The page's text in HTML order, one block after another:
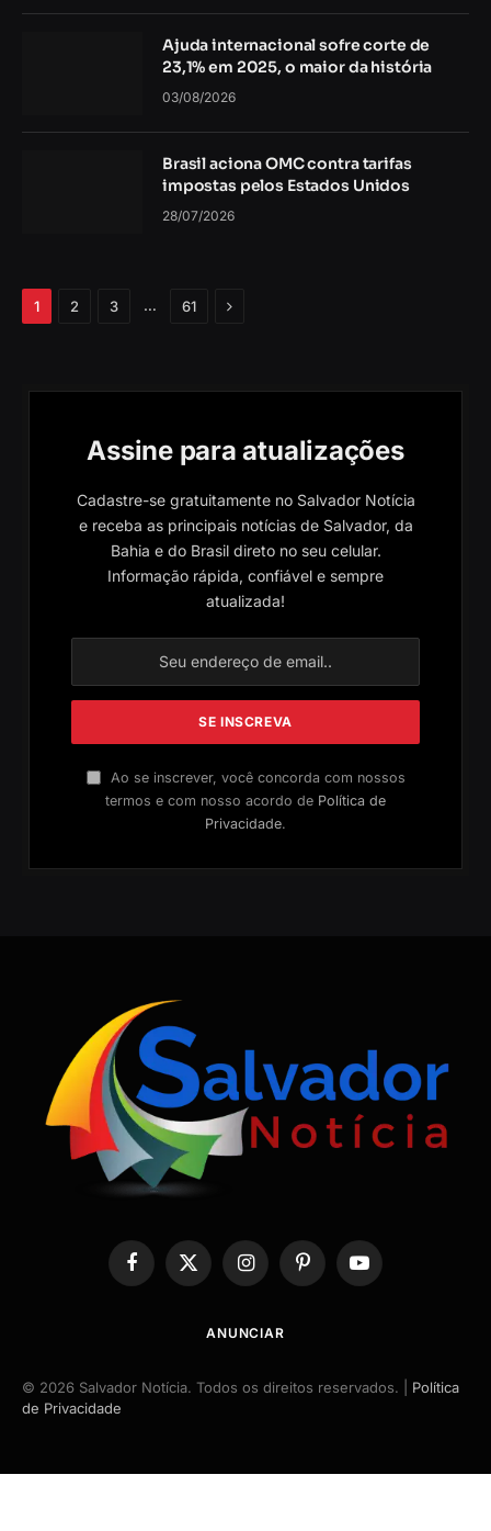
Ajuda internacional sofre corte de
23,1% em 2025, o maior da história
03/08/2026
Brasil aciona OMC contra tarifas
impostas pelos Estados Unidos
28/07/2026
1 2 3 … 61 Próximo
Assine para atualizações
Cadastre-se gratuitamente no Salvador Notícia
e receba as principais notícias de Salvador, da
Bahia e do Brasil direto no seu celular.
Informação rápida, confiável e sempre
atualizada!
Ao se inscrever, você concorda com nossos
termos e com nosso acordo de Política de
Privacidade.
Facebook
X
(Twitter)
InstagramPinterestYouTube
ANUNCIAR
© 2026 Salvador Notícia. Todos os direitos reservados. | Política
de Privacidade